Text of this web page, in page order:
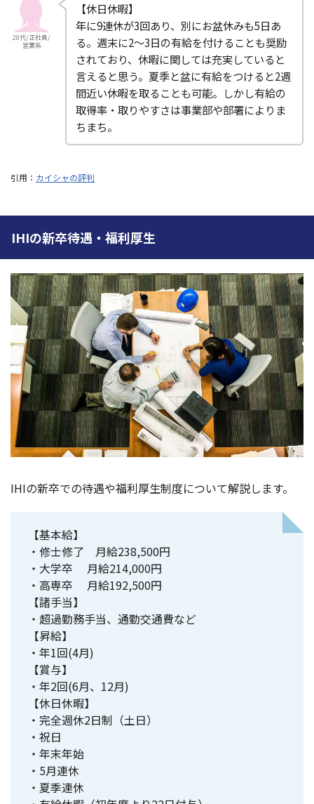
20代/正社員/
営業系
【休日休暇】
年に9連休が3回あり、別にお盆休みも5日あ
る。週末に2～3日の有給を付けることも奨励
されており、休暇に関しては充実していると
言えると思う。夏季と盆に有給をつけると2週
間近い休暇を取ることも可能。しかし有給の
取得率・取りやすさは事業部や部署によりま
ちまち。
引用： カイシャの評判
IHIの新卒待遇・福利厚生
IHIの新卒での待遇や福利厚生制度について解説します。
【基本給】
・修士修了 月給238,500円
・大学卒 月給214,000円
・高専卒 月給192,500円
【諸手当】
・超過勤務手当、通勤交通費など
【昇給】
・年1回(4月)
【賞与】
・年2回(6月、12月)
【休日休暇】
・完全週休2日制（土日）
・祝日
・年末年始
・5月連休
・夏季連休